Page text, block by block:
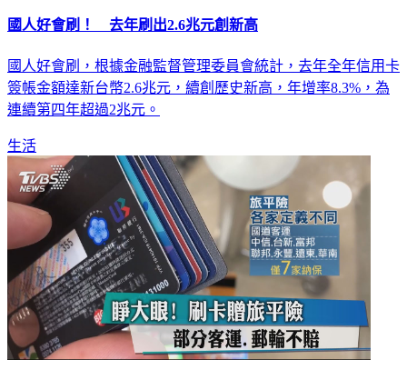
國人好會刷！ 去年刷出2.6兆元創新高
國人好會刷，根據金融監督管理委員會統計，去年全年信用卡
簽帳金額達新台幣2.6兆元，續創歷史新高，年增率8.3%，為
連續第四年超過2兆元。
生活